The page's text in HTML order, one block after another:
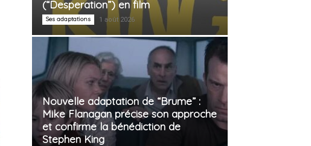
(“Desperation”) en film
Ses adaptations 1 août 2026
Nouvelle adaptation de “Brume” :
Mike Flanagan précise son approche
et confirme la bénédiction de
Stephen King